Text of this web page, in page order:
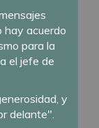
hay acuerdo
para la
el jefe de